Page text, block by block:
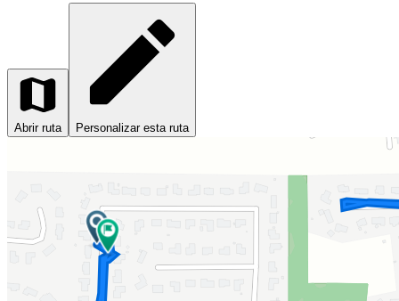
Abrir ruta Personalizar esta ruta